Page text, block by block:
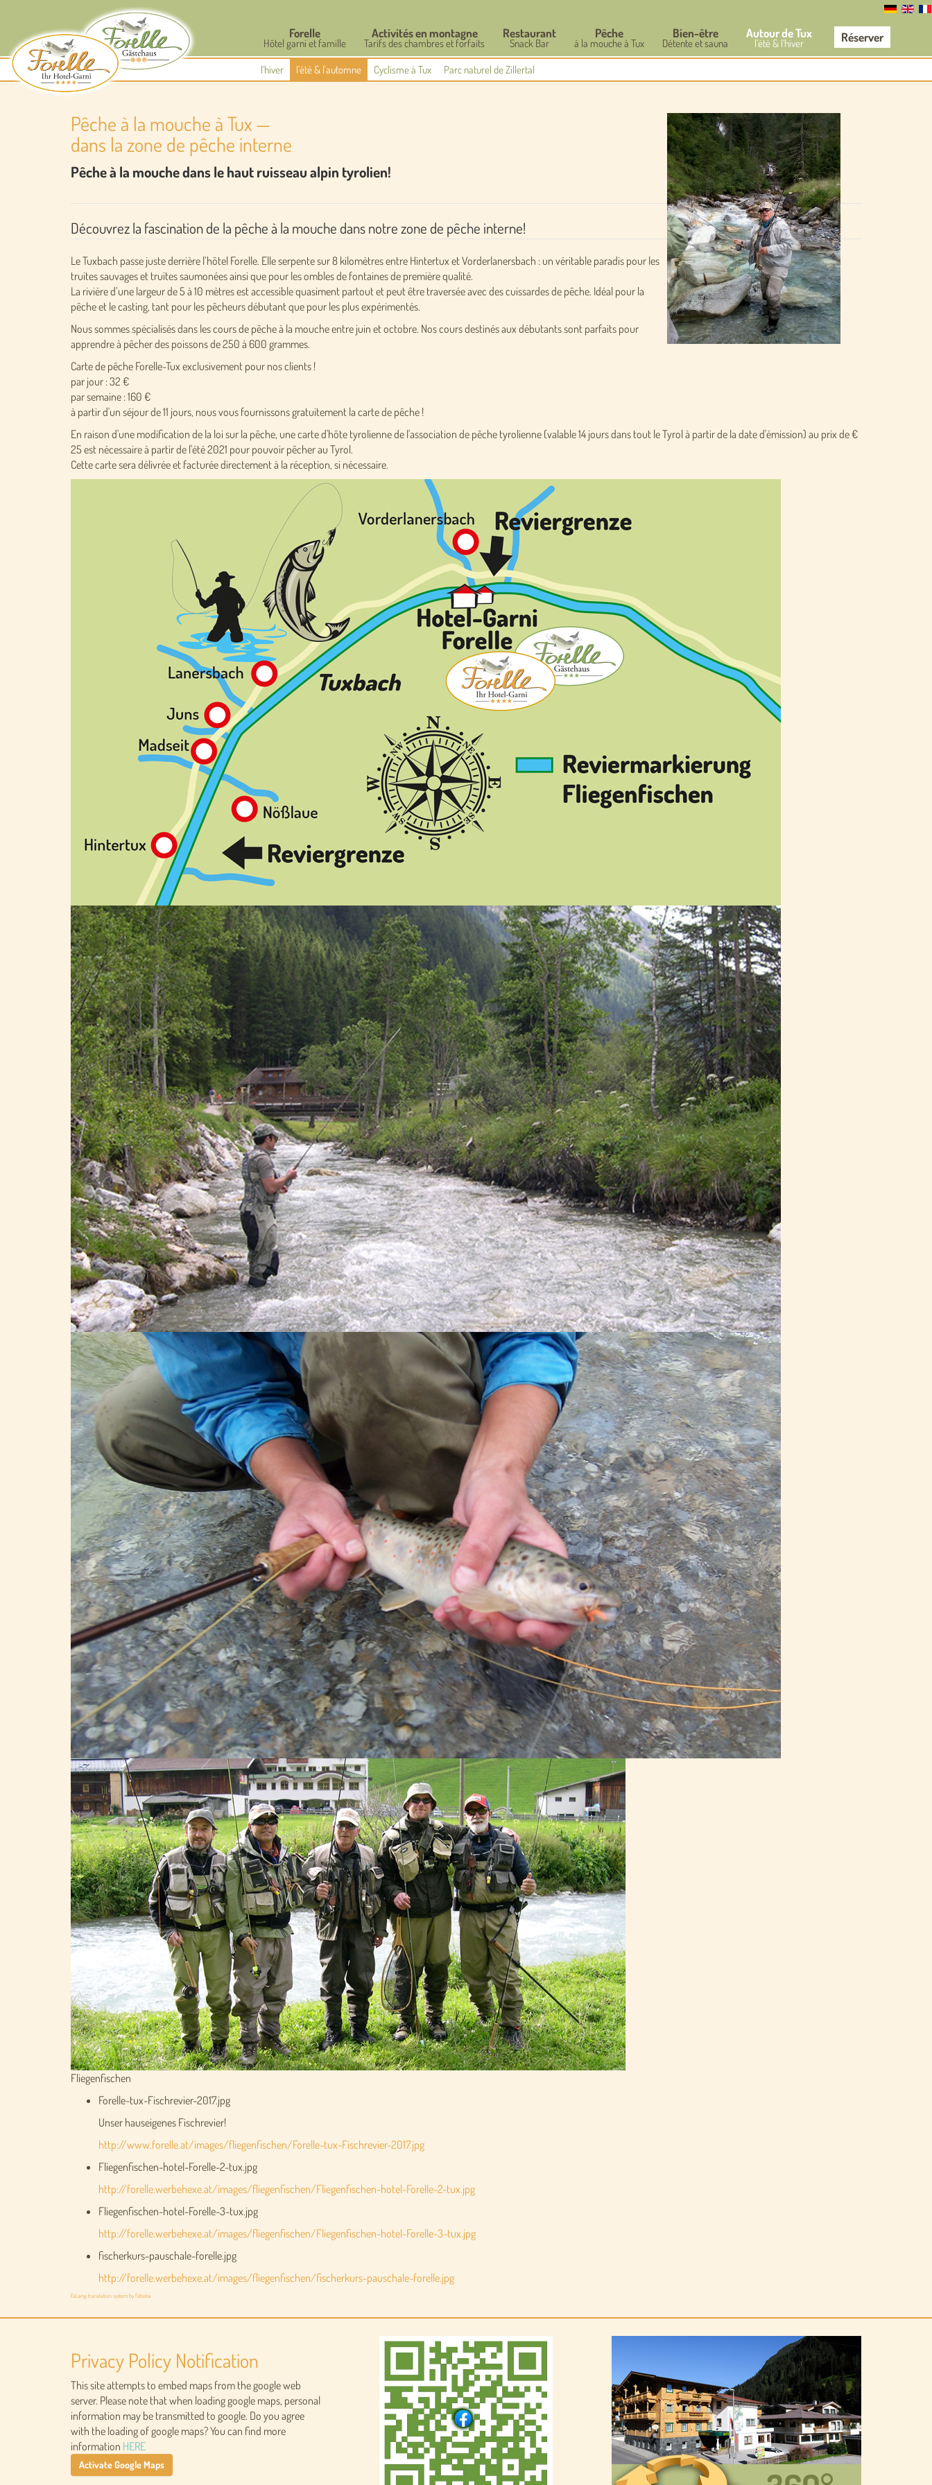
Forelle
Hôtel garni et famille
Activités en montagne
Tarifs des chambres et forfaits
Restaurant
Snack Bar
Pêche
à la mouche à Tux
Bien-être
Détente et sauna
Autour de Tux
l’été & l‘hiver Réserver
l‘hiver l’été & l'automne Cyclisme à Tux Parc naturel de Zillertal
Pêche à la mouche à Tux —
dans la zone de pêche interne
Pêche à la mouche dans le haut ruisseau alpin tyrolien!
Découvrez la fascination de la pêche à la mouche dans notre zone de pêche interne!
Le Tuxbach passe juste derrière l’hôtel Forelle. Elle serpente sur 8 kilomètres entre Hintertux et Vorderlanersbach : un véritable paradis pour les
truites sauvages et truites saumonées ainsi que pour les ombles de fontaines de première qualité.
La rivière d’une largeur de 5 à 10 mètres est accessible quasiment partout et peut être traversée avec des cuissardes de pêche. Idéal pour la
pêche et le casting, tant pour les pêcheurs débutant que pour les plus expérimentés.
Nous sommes spécialisés dans les cours de pêche à la mouche entre juin et octobre. Nos cours destinés aux débutants sont parfaits pour
apprendre à pêcher des poissons de 250 à 600 grammes.
Carte de pêche Forelle-Tux exclusivement pour nos clients !
par jour : 32 €
par semaine : 160 €
à partir d'un séjour de 11 jours, nous vous fournissons gratuitement la carte de pêche !
En raison d'une modification de la loi sur la pêche, une carte d'hôte tyrolienne de l'association de pêche tyrolienne (valable 14 jours dans tout le Tyrol à partir de la date d'émission) au prix de €
25 est nécessaire à partir de l'été 2021 pour pouvoir pêcher au Tyrol.
Cette carte sera délivrée et facturée directement à la réception, si nécessaire.
Fliegenfischen
Forelle-tux-Fischrevier-2017.jpg
Unser hauseigenes Fischrevier!
http://www.forelle.at/images/fliegenfischen/Forelle-tux-Fischrevier-2017.jpg
Fliegenfischen-hotel-Forelle-2-tux.jpg
http://forelle.werbehexe.at/images/fliegenfischen/Fliegenfischen-hotel-Forelle-2-tux.jpg
Fliegenfischen-hotel-Forelle-3-tux.jpg
http://forelle.werbehexe.at/images/fliegenfischen/Fliegenfischen-hotel-Forelle-3-tux.jpg
fischerkurs-pauschale-forelle.jpg
http://forelle.werbehexe.at/images/fliegenfischen/fischerkurs-pauschale-forelle.jpg
FaLang translation system by Faboba
Privacy Policy Notification
This site attempts to embed maps from the google web
server. Please note that when loading google maps, personal
information may be transmitted to google. Do you agree
with the loading of google maps? You can find more
information HERE